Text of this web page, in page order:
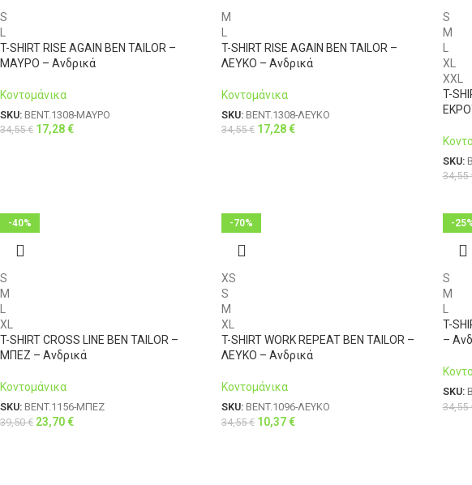
S
T-SHIRT RISE AGAIN BEN TAILOR –
ΜΑΥΡΟ – Ανδρικά
Κοντομάνικα
SKU: BENT.1308-ΜΑΥΡΟ
34,55€ 17,28€
M
T-SHIRT RISE AGAIN BEN TAILOR –
ΛΕΥΚΟ – Ανδρικά
Κοντομάνικα
SKU: BENT.1308-ΛΕΥΚΟ
34,55€ 17,28€
S
M
XL
XXL
T-
SKU:
34,55
-40%
S
M
L
XL
T-SHIRT CROSS LINE BEN TAILOR –
ΜΠΕΖ – Ανδρικά
Κοντομάνικα
SKU: BENT.1156-ΜΠΕΖ
39,50€ 23,70€
-70%
XS
S
M
XL
T-SHIRT WORK REPEAT BEN TAILOR –
ΛΕΥΚΟ – Ανδρικά
Κοντομάνικα
SKU: BENT.1096-ΛΕΥΚΟ
34,55€ 10,37€
-
S
M
L
T-
–
SKU:
34,55